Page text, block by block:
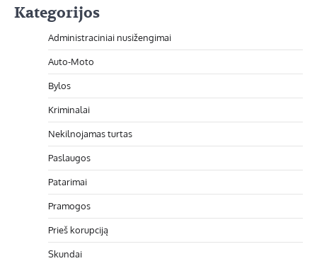
Kategorijos
Administraciniai nusižengimai
Auto-Moto
Bylos
Kriminalai
Nekilnojamas turtas
Paslaugos
Patarimai
Pramogos
Prieš korupciją
Skundai